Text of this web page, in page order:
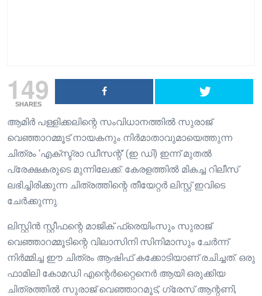
149
SHARES
ആമിർ പള്ളിക്കലിന്റെ സംവിധാനത്തിൽ സുരാജ്
വെഞ്ഞാറമ്മൂട് നായകനും നിർമാതാവുമായെത്തുന്ന
ചിത്രം ‘എക്സ്ട്രാ ഡീസന്റ്’ (ഇ ഡി) ഇന്ന് മുതൽ
പ്രേക്ഷകരുടെ മുന്നിലേക്ക്. കേരളത്തിൽ മികച്ച റിലീസ്
ലഭിച്ചിരിക്കുന്ന ചിത്രത്തിന്റെ തീയേറ്റർ ലിസ്റ്റ് ഇവിടെ
ചേർക്കുന്നു.
ലിസ്റ്റിൻ സ്റ്റീഫന്റെ മാജിക് ഫ്രെയിംസും സുരാജ്
വെഞ്ഞാറമ്മൂടിന്റെ വിലാസിനി സിനിമാസും ചേർന്ന്
നിർമ്മിച്ച ഈ ചിത്രം ആഷിഫ് കക്കോടിയാണ് രചിച്ചത്. ഒരു
ഫാമിലി കോമഡി എന്റെർറ്റൈനെർ ആയി ഒരുക്കിയ
ചിത്രത്തിൽ സുരാജ് വെഞ്ഞാറമൂട്‌, ഗ്രേസ്‌ ആന്റണി,